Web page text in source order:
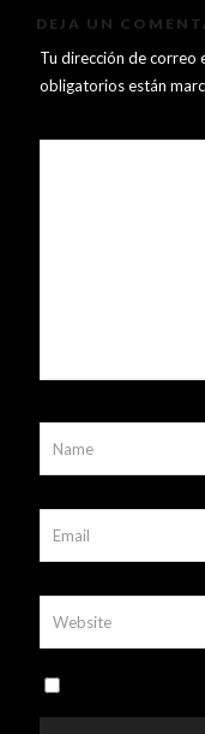
DEJA UN
Tu dirección de correo
obligatorios están